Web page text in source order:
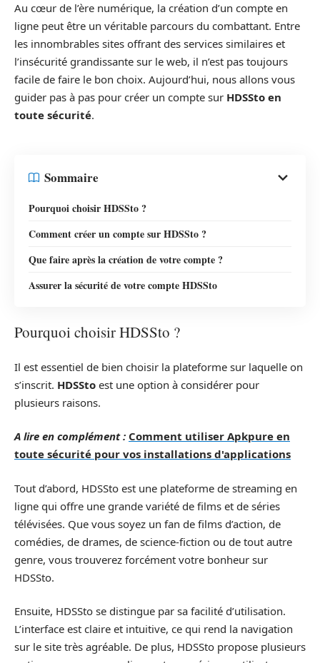
Au cœur de l’ère numérique, la création d’un compte en
ligne peut être un véritable parcours du combattant. Entre
les innombrables sites offrant des services similaires et
l’insécurité grandissante sur le web, il n’est pas toujours
facile de faire le bon choix. Aujourd’hui, nous allons vous
guider pas à pas pour créer un compte sur HDSSto en
toute sécurité.
Sommaire
Pourquoi choisir HDSSto ?
Comment créer un compte sur HDSSto ?
Que faire après la création de votre compte ?
Assurer la sécurité de votre compte HDSSto
Pourquoi choisir HDSSto ?
Il est essentiel de bien choisir la plateforme sur laquelle on
s’inscrit. HDSSto est une option à considérer pour
plusieurs raisons.
A lire en complément : Comment utiliser Apkpure en
toute sécurité pour vos installations d'applications
Tout d’abord, HDSSto est une plateforme de streaming en
ligne qui offre une grande variété de films et de séries
télévisées. Que vous soyez un fan de films d’action, de
comédies, de drames, de science-fiction ou de tout autre
genre, vous trouverez forcément votre bonheur sur
HDSSto.
Ensuite, HDSSto se distingue par sa facilité d’utilisation.
L’interface est claire et intuitive, ce qui rend la navigation
sur le site très agréable. De plus, HDSSto propose plusieurs